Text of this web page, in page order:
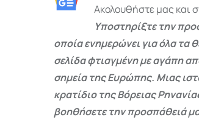
Ακολουθήστε μας και
Υποστηρίξτε την
οποία ενημερώνει για όλα τα
σελίδα φτιαγμένη με αγάπη
σημεία της Ευρώπης. Μιας
κρατίδιο της Βόρειας
βοηθήσετε την προσπάθειά